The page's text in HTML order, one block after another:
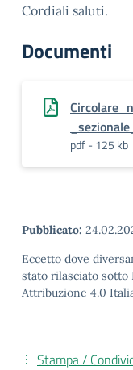
Cordiali saluti.
Documenti
pdf - 125 kb
Pubblicato:
Eccetto dove
stato rilasciato sotto
Attribuzione 4.0
Stampa /